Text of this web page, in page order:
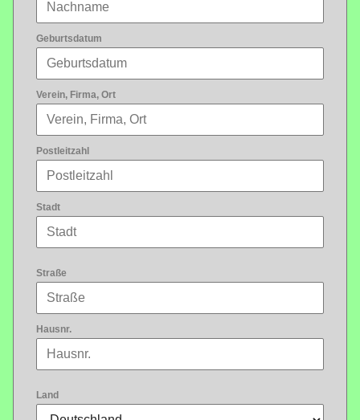
Geburtsdatum
Verein, Firma, Ort
Postleitzahl
Stadt
Straße
Hausnr.
Land